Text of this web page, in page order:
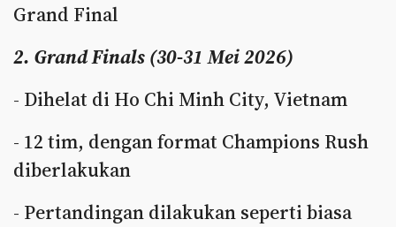
Grand Final
2. Grand Finals (30-31 Mei 2026)
- Dihelat di Ho Chi Minh City, Vietnam
- 12 tim, dengan format Champions Rush
diberlakukan
- Pertandingan dilakukan seperti biasa